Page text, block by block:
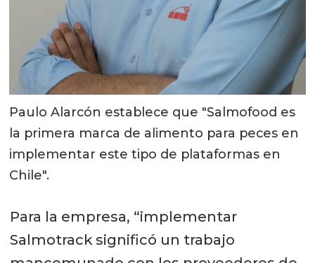
Paulo Alarcón establece que "Salmofood es
la primera marca de alimento para peces en
implementar este tipo de plataformas en
Chile".
Para la empresa, “implementar
Salmotrack significó un trabajo